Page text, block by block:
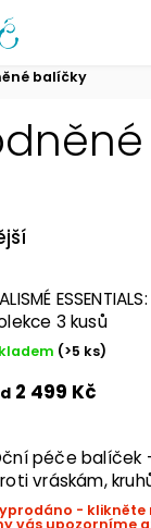
balíčky
3 kusů
(>5 ks)
2 499 Kč
péče balíček
vráskám,
-
vás upozorníme